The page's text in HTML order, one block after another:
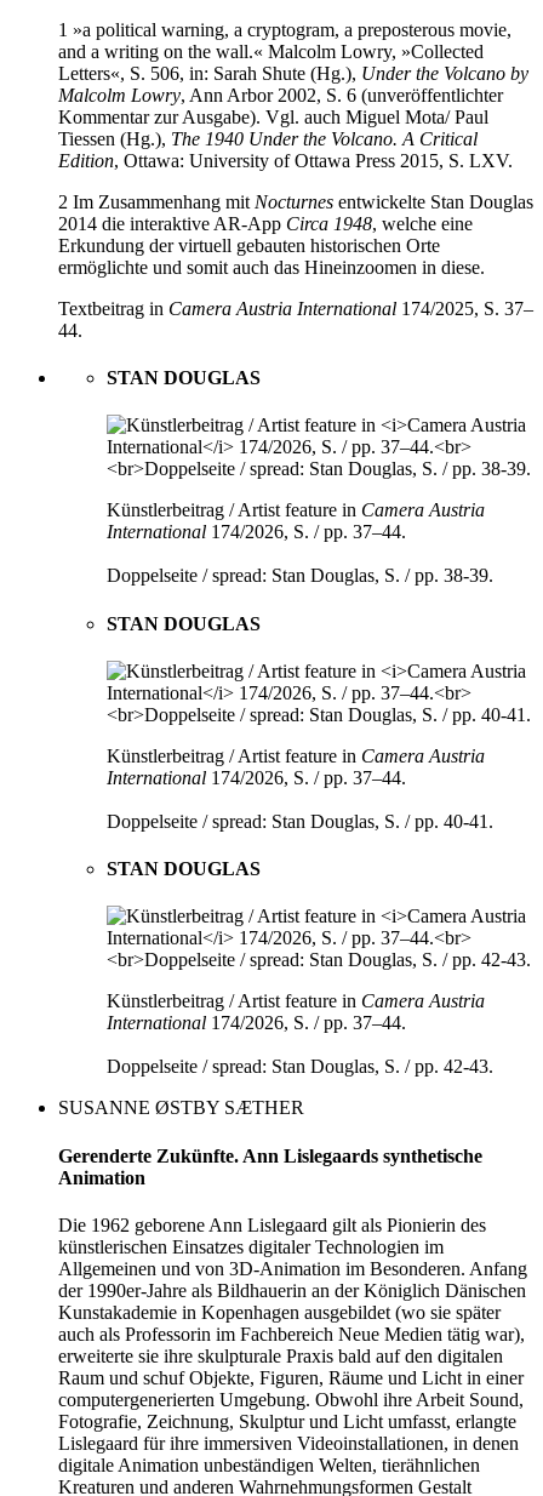
1 »a political warning, a cryptogram, a preposterous movie,
and a writing on the wall.« Malcolm Lowry, »Collected
Letters«, S. 506, in: Sarah Shute (Hg.), Under the Volcano by
Malcolm Lowry, Ann Arbor 2002, S. 6 (unveröffentlichter
Kommentar zur Ausgabe). Vgl. auch Miguel Mota/ Paul
Tiessen (Hg.), The 1940 Under the Volcano. A Critical
Edition, Ottawa: University of Ottawa Press 2015, S. LXV.
2 Im Zusammenhang mit Nocturnes entwickelte Stan Douglas
2014 die interaktive AR-App Circa 1948, welche eine
Erkundung der virtuell gebauten historischen Orte
ermöglichte und somit auch das Hineinzoomen in diese.
Textbeitrag in Camera Austria International 174/2025, S. 37–
44.
STAN DOUGLAS
Künstlerbeitrag / Artist feature in Camera Austria
International 174/2026, S. / pp. 37–44.
Doppelseite / spread: Stan Douglas, S. / pp. 38-39.
STAN DOUGLAS
Künstlerbeitrag / Artist feature in Camera Austria
International 174/2026, S. / pp. 37–44.
Doppelseite / spread: Stan Douglas, S. / pp. 40-41.
STAN DOUGLAS
Künstlerbeitrag / Artist feature in Camera Austria
International 174/2026, S. / pp. 37–44.
Doppelseite / spread: Stan Douglas, S. / pp. 42-43.
SUSANNE ØSTBY SÆTHER
Gerenderte Zukünfte. Ann Lislegaards synthetische
Animation
Die 1962 geborene Ann Lislegaard gilt als Pionierin des
künstle­ri­­schen Einsatzes digitaler Technologien im
Allgemeinen und von 3D-­­Animation im Besonderen. Anfang
der 1990er-Jahre als Bild­hau­­­e­rin an der Königlich Dänischen
Kunstakademie in Kopenhagen ausgebildet (wo sie später
auch als Professorin im Fachbereich Neue Medien tätig war),
erweiterte sie ihre skulpturale Praxis bald auf den digitalen
Raum und schuf Objekte, Figuren, Räume und Licht in einer
computergenerierten Umgebung. Obwohl ihre Arbeit Sound,
Fotografie, Zeichnung, Skulptur und Licht umfasst, erlangte
Lislegaard für ihre immersiven Videoinstallationen, in denen
digitale Animation unbeständigen Welten, tierähnlichen
Kreaturen und anderen Wahrnehmungsformen Gestalt